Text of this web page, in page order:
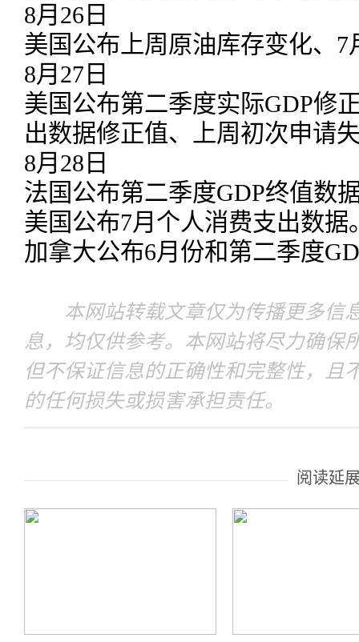
8月26日
美国公布上周原油库存变化、
8月27日
美国公布第二季度实际GDP修
出数据修正值、上周初次申请
8月28日
法国公布第二季度GDP终值数
美国公布7月个人消费支出数据
加拿大公布6月份和第二季度
本网站转载文章仅为传播更多信
息，均仅供参考。本网站将尽力确保
但不保证信息的正确性和完整性，且
的任何损失或损害承担责任。
阅读延